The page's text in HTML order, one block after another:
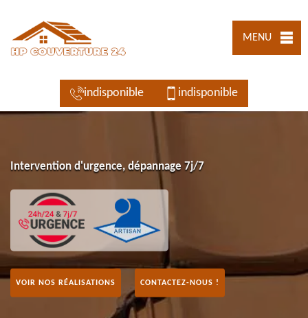
MENU
indisponible indisponible
Intervention d'urgence, dépannage 7j/7
VOIR NOS RÉALISATIONS CONTACTEZ-NOUS !